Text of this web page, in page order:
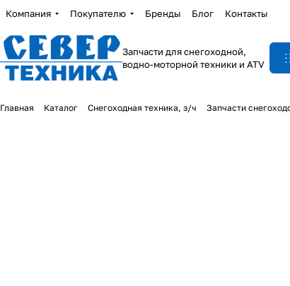
Компания Покупателю Бренды Блог Контакты
Запчасти для снегоходной,
водно-моторной техники и ATV
Главная Каталог Снегоходная техника, з/ч Запчасти